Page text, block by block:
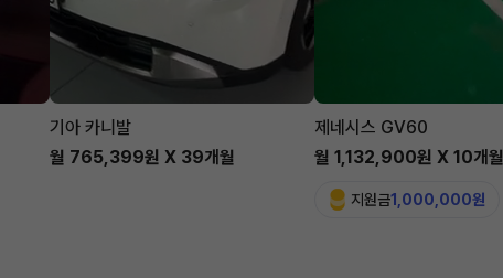
기아 카니발
월 765,399원 X 39개월
제네시스 GV60
월 1,132,900원 X 10개월
지원금1,000,000원